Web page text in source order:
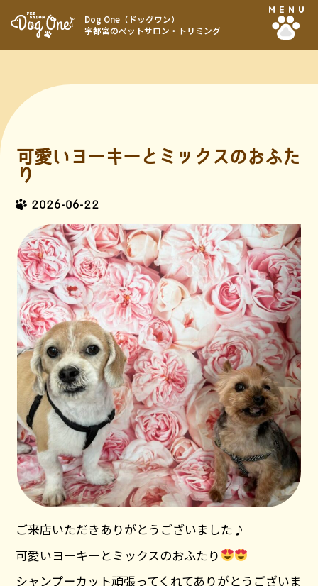
Dog One（ドッグワン）
宇都宮のペットサロン・トリミング
MENU
可愛いヨーキーとミックスのおふた
り
2026-06-22
ご来店いただきありがとうございました♪
可愛いヨーキーとミックスのおふたり
シャンプーカット頑張ってくれてありがとうございま